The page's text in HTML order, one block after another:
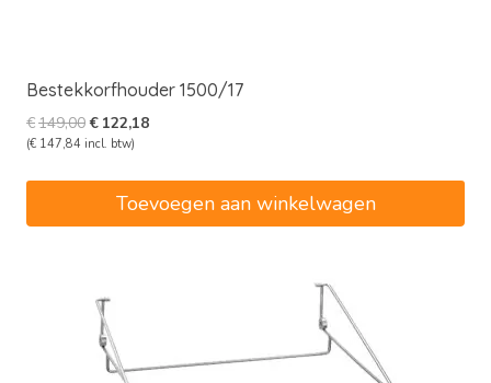
Bestekkorfhouder 1500/17
€149,00Oorspronkelijke
prijs
€149,00.
€ 122,18Huidige
(€ 147,84 incl. btw)
Toevoegen aan winkelwagen